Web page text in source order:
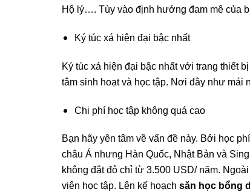
Hộ lý…. Tùy vào định hướng đam mê của
Ký túc xá hiện đại bậc nhất
Ký túc xá hiện đại bậc nhất với trang thiết
tâm sinh hoạt và học tập. Nơi đây như mái
Chi phí học tập không quá cao
Bạn hãy yên tâm về vấn đề này. Bởi học
châu Á nhưng Hàn Quốc, Nhật Bản và
không đắt đỏ chỉ từ 3.500 USD/ năm.
viên học tập. Lên kế hoạch săn học bổng